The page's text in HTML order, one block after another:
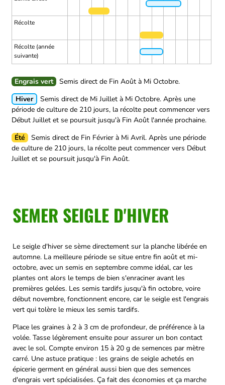
Récolte
Récolte (année
suivante)
Engrais vert
Semis direct de Fin Août à Mi Octobre.
Hiver
Semis direct de Mi Juillet à Mi Octobre. Après une
période de culture de 210 jours, la récolte peut commencer vers
Début Juillet et se poursuit jusqu'à Fin Août l'année prochaine.
Été
Semis direct de Fin Février à Mi Avril. Après une période
de culture de 210 jours, la récolte peut commencer vers Début
Juillet et se poursuit jusqu'à Fin Août.
SEMER SEIGLE D'HIVER
Le seigle d'hiver se sème directement sur la planche libérée en
automne. La meilleure période se situe entre fin août et mi-
octobre, avec un semis en septembre comme idéal, car les
plantes ont alors le temps de bien s'enraciner avant les
premières gelées. Les semis tardifs jusqu'à fin octobre, voire
début novembre, fonctionnent encore, car le seigle est l'engrais
vert qui tolère le mieux les semis tardifs.
Place les graines à 2 à 3 cm de profondeur, de préférence à la
volée. Tasse légèrement ensuite pour assurer un bon contact
avec le sol. Compte environ 15 à 20 g de semences par mètre
carré. Une astuce pratique : les grains de seigle achetés en
épicerie germent en général aussi bien que des semences
d'engrais vert spécialisées. Ça fait des économies et ça marche